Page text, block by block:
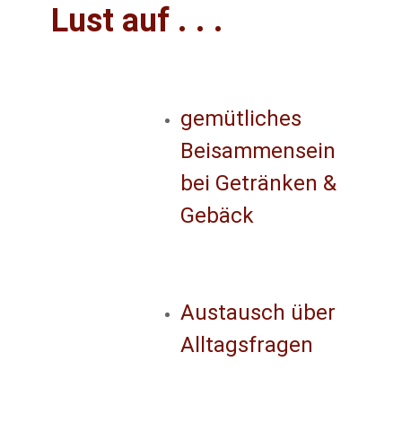
Lust auf . . .
gemütliches
Beisammensein
bei Getränken &
Gebäck
Austausch über
Alltagsfragen